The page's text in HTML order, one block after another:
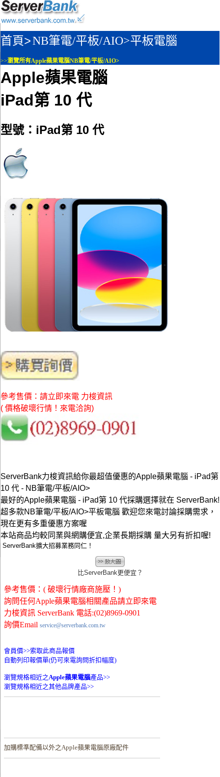
首頁>NB筆電/平板/AIO>平板電腦
>>瀏覽所有Apple蘋果電腦NB筆電/平板/AIO>
Apple蘋果電腦
iPad第 10 代
型號：iPad第 10 代
參考售價：請立即來電 力梭資訊
( 價格破壞行情！來電洽詢)
ServerBank力梭資訊給你最超值優惠的Apple蘋果電腦 - iPad第
10 代 - NB筆電/平板/AIO>
最好的Apple蘋果電腦 - iPad第 10 代採購選擇就在 ServerBank!
超多款NB筆電/平板/AIO>平板電腦 歡迎您來電討論採購需求，
現在更有多重優惠方案喔
本站商品均較同業與網購便宜,企業長期採購 量大另有折扣喔!
ServerBank擴大招募業務同仁！
比ServerBank更便宜？
參考售價：( 破壞行情廠商施壓！)
詢問任何Apple蘋果電腦相關產品請立即來電
力梭資訊 ServerBank 電話:(02)8969-0901
詢價Email service@serverbank.com.tw
會員價>>索取此商品報價
自動列印報價單(仍可來電詢問折扣幅度)
瀏覽規格相近之Apple蘋果電腦產品>>
瀏覽規格相近之其他品牌產品>>
加購標準配備以外之Apple蘋果電腦原廠配件